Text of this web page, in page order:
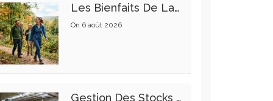
Les Bienfaits De La Marche Sur La Santé Physique Et Mentale
On 6 août 2026
Gestion Des Stocks : Meilleures Pratiques Intralogistiques